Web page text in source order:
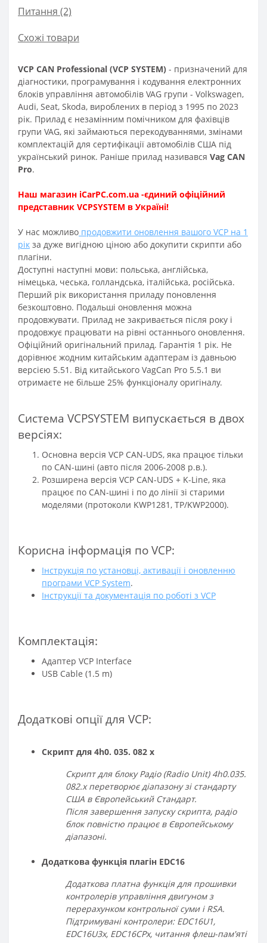
Питання (2)
Схожі товари
VCP CAN Professional (VCP SYSTEM) - призначений для
діагностики, програмування і кодування електронних
блоків управління автомобілів VAG групи - Volkswagen,
Audi, Seat, Skoda, вироблених в період з 1995 по 2023
рік. Прилад є незамінним помічником для фахівців
групи VAG, які займаються перекодуваннями, змінами
комплектацій для сертифікації автомобілів США під
український ринок. Раніше прилад називався Vag CAN
Pro.
Наш магазин iCarPC.com.ua -єдиний офіційний
представник VCPSYSTEM в Україні!
У нас можливо продовжити оновлення вашого VCP на 1
рік за дуже вигідною ціною або докупити скрипти або
плагіни.
Доступні наступні мови: польська, англійська,
німецька, чеська, голландська, італійська, російська.
Перший рік використання приладу поновлення
безкоштовно. Подальші оновлення можна
продовжувати. Прилад не закривається після року і
продовжує працювати на рівні останнього оновлення.
Офіційний оригінальний прилад. Гарантія 1 рік. Не
дорівнює жодним китайським адаптерам із давньою
версією 5.51. Від китайського VagCan Pro 5.5.1 ви
отримаєте не більше 25% функціоналу оригіналу.
Система VCPSYSTEM випускається в двох
версіях:
Основна версія VCP CAN-UDS, яка працює тільки
по CAN-шині (авто після 2006-2008 р.в.).
Розширена версія VCP CAN-UDS + K-Line, яка
працює по CAN-шині і по до лінії зі старими
моделями (протоколи KWP1281, TP/KWP2000).
Корисна інформація по VCP:
Інструкція по установці, активації і оновленню
програми VCP System.
Інструкції та документація по роботі з VCP
Комплектація:
Адаптер VCP Interface
USB Cable (1.5 m)
Додаткові опції для VCP:
Скрипт для 4h0. 035. 082 x
Скрипт для блоку Радіо (Radio Unit) 4h0.035.
082.х перетворює діапазону зі стандарту
США в Європейський Стандарт.
Після завершення запуску скрипта, радіо
блок повністю працює в Європейському
діапазоні.
Додаткова функція плагін EDC16
Додаткова платна функція для прошивки
контролерів управління двигуном з
перерахунком контрольної суми і RSA.
Підтримувані контролери: EDC16U1,
EDC16U3x, EDC16CPx, читання флеш-пам'яті